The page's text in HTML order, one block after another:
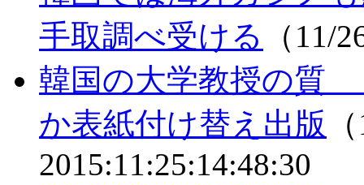
手取調べ受ける
（11/
韓国の大学教授の質
か表紙付け替え出版
2015:11:25:14:48:30